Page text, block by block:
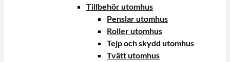
Tillbehör utomhus
Penslar utomhus
Roller utomhus
Tejp och skydd utomhus
Tvätt utomhus